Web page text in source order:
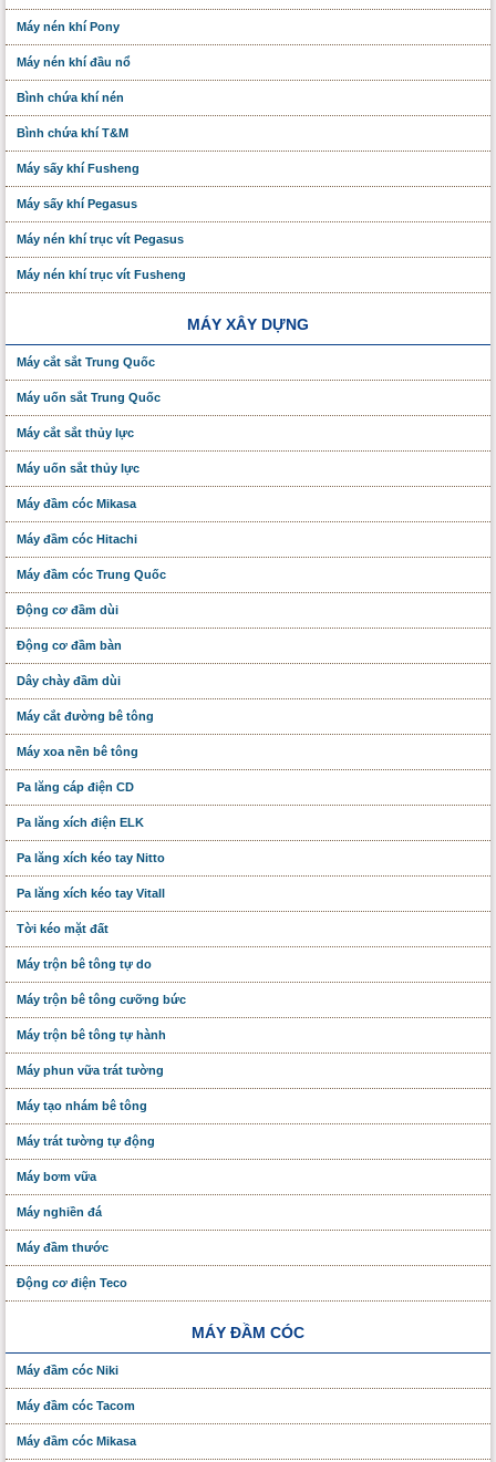
Máy nén khí Pony
Máy nén khí đầu nổ
Bình chứa khí nén
Bình chứa khí T&M
Máy sấy khí Fusheng
Máy sấy khí Pegasus
Máy nén khí trục vít Pegasus
Máy nén khí trục vít Fusheng
MÁY XÂY DỰNG
Máy cắt sắt Trung Quốc
Máy uốn sắt Trung Quốc
Máy cắt sắt thủy lực
Máy uốn sắt thủy lực
Máy đầm cóc Mikasa
Máy đầm cóc Hitachi
Máy đầm cóc Trung Quốc
Động cơ đầm dùi
Động cơ đầm bàn
Dây chày đầm dùi
Máy cắt đường bê tông
Máy xoa nền bê tông
Pa lăng cáp điện CD
Pa lăng xích điện ELK
Pa lăng xích kéo tay Nitto
Pa lăng xích kéo tay Vitall
Tời kéo mặt đất
Máy trộn bê tông tự do
Máy trộn bê tông cưỡng bức
Máy trộn bê tông tự hành
Máy phun vữa trát tường
Máy tạo nhám bê tông
Máy trát tường tự động
Máy bơm vữa
Máy nghiền đá
Máy đầm thước
Động cơ điện Teco
MÁY ĐẦM CÓC
Máy đầm cóc Niki
Máy đầm cóc Tacom
Máy đầm cóc Mikasa